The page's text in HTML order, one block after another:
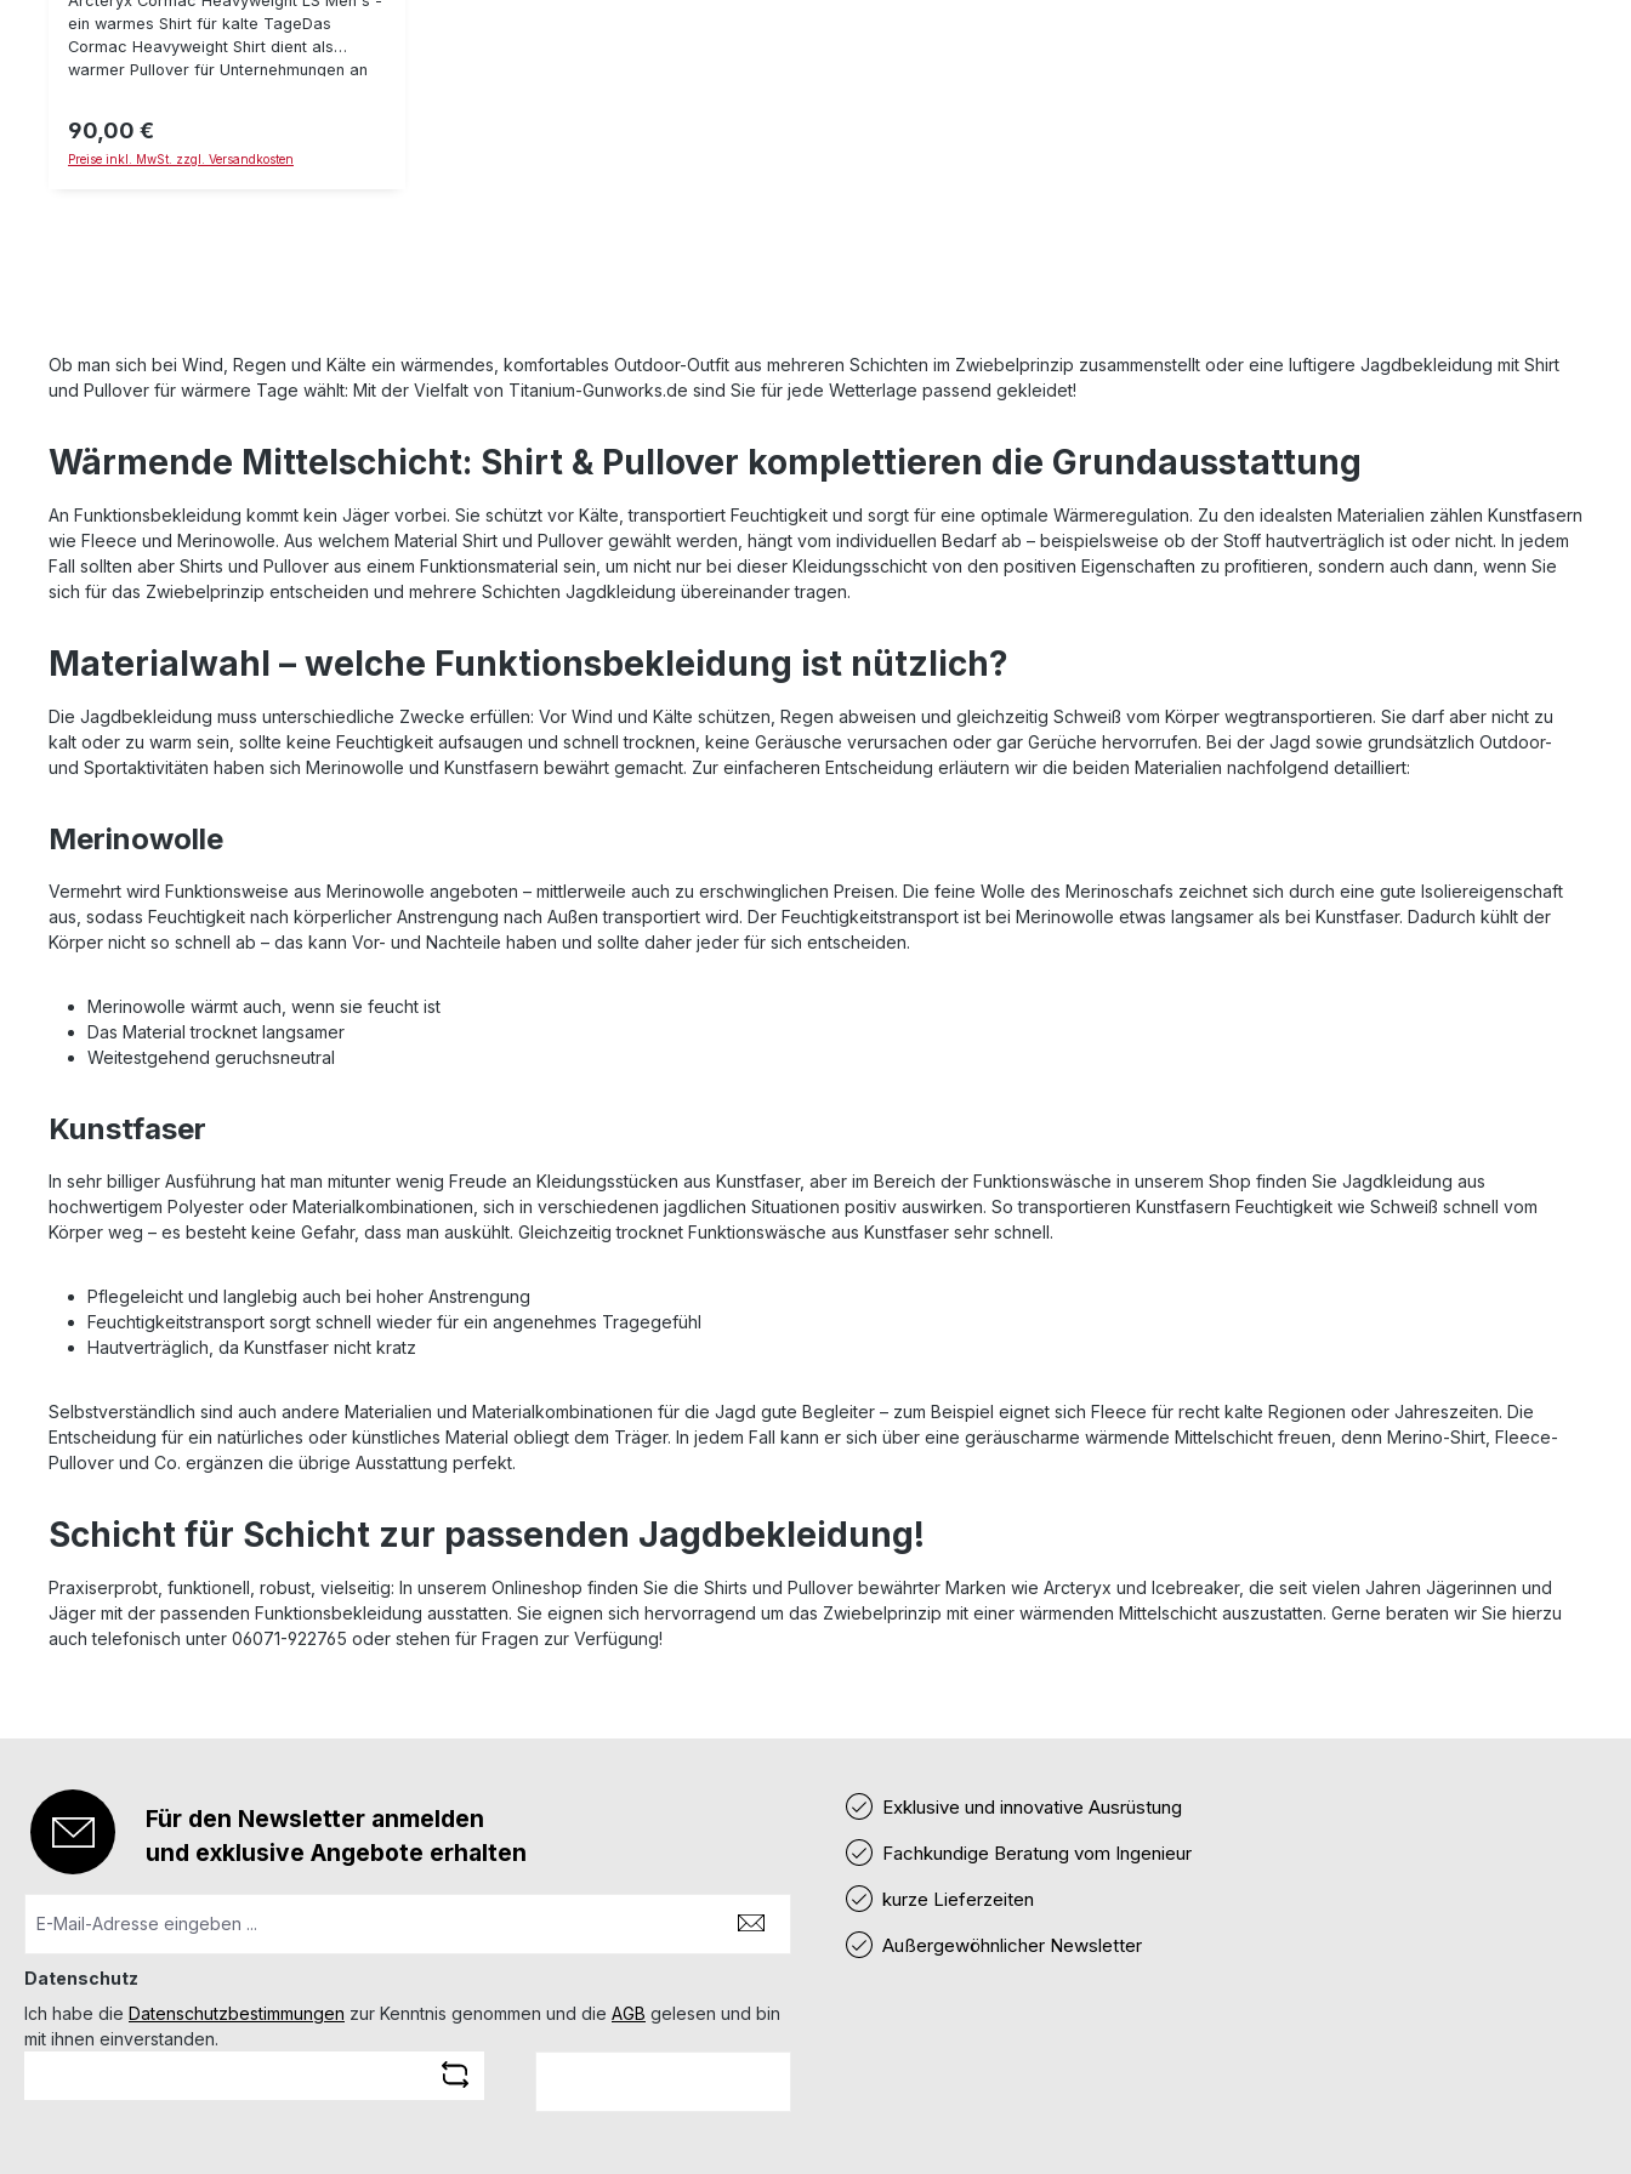
ein warmes Shirt für kalte TageDas
Cormac Heavyweight Shirt dient als
warmer Pullover für Unternehmungen an
Eigenschaften und trocknet in relativ
kurzer Zeit wieder. Dadurch ist es ideal
Regulärer Preis:
90,00 €
Preise inkl. MwSt. zzgl. Versandkosten
Ob man sich bei Wind, Regen und Kälte ein wärmendes, komfortables Outdoor-Outfit aus mehreren Schichten im Zwiebelprinzip zusammenstellt oder eine luftigere Jagdbekleidung mit Shirt
und Pullover für wärmere Tage wählt: Mit der Vielfalt von Titanium-Gunworks.de sind Sie für jede Wetterlage passend gekleidet!
Wärmende Mittelschicht: Shirt & Pullover komplettieren die Grundausstattung
An Funktionsbekleidung kommt kein Jäger vorbei. Sie schützt vor Kälte, transportiert Feuchtigkeit und sorgt für eine optimale Wärmeregulation. Zu den idealsten Materialien zählen Kunstfasern
wie Fleece und Merinowolle. Aus welchem Material Shirt und Pullover gewählt werden, hängt vom individuellen Bedarf ab – beispielsweise ob der Stoff hautverträglich ist oder nicht. In jedem
Fall sollten aber Shirts und Pullover aus einem Funktionsmaterial sein, um nicht nur bei dieser Kleidungsschicht von den positiven Eigenschaften zu profitieren, sondern auch dann, wenn Sie
sich für das Zwiebelprinzip entscheiden und mehrere Schichten Jagdkleidung übereinander tragen.
Materialwahl – welche Funktionsbekleidung ist nützlich?
Die Jagdbekleidung muss unterschiedliche Zwecke erfüllen: Vor Wind und Kälte schützen, Regen abweisen und gleichzeitig Schweiß vom Körper wegtransportieren. Sie darf aber nicht zu
kalt oder zu warm sein, sollte keine Feuchtigkeit aufsaugen und schnell trocknen, keine Geräusche verursachen oder gar Gerüche hervorrufen. Bei der Jagd sowie grundsätzlich Outdoor-
und Sportaktivitäten haben sich Merinowolle und Kunstfasern bewährt gemacht. Zur einfacheren Entscheidung erläutern wir die beiden Materialien nachfolgend detailliert:
Merinowolle
Vermehrt wird Funktionsweise aus Merinowolle angeboten – mittlerweile auch zu erschwinglichen Preisen. Die feine Wolle des Merinoschafs zeichnet sich durch eine gute Isoliereigenschaft
aus, sodass Feuchtigkeit nach körperlicher Anstrengung nach Außen transportiert wird. Der Feuchtigkeitstransport ist bei Merinowolle etwas langsamer als bei Kunstfaser. Dadurch kühlt der
Körper nicht so schnell ab – das kann Vor- und Nachteile haben und sollte daher jeder für sich entscheiden.
Merinowolle wärmt auch, wenn sie feucht ist
Das Material trocknet langsamer
Weitestgehend geruchsneutral
Kunstfaser
In sehr billiger Ausführung hat man mitunter wenig Freude an Kleidungsstücken aus Kunstfaser, aber im Bereich der Funktionswäsche in unserem Shop finden Sie Jagdkleidung aus
hochwertigem Polyester oder Materialkombinationen, sich in verschiedenen jagdlichen Situationen positiv auswirken. So transportieren Kunstfasern Feuchtigkeit wie Schweiß schnell vom
Körper weg – es besteht keine Gefahr, dass man auskühlt. Gleichzeitig trocknet Funktionswäsche aus Kunstfaser sehr schnell.
Pflegeleicht und langlebig auch bei hoher Anstrengung
Feuchtigkeitstransport sorgt schnell wieder für ein angenehmes Tragegefühl
Hautverträglich, da Kunstfaser nicht kratz
Selbstverständlich sind auch andere Materialien und Materialkombinationen für die Jagd gute Begleiter – zum Beispiel eignet sich Fleece für recht kalte Regionen oder Jahreszeiten. Die
Entscheidung für ein natürliches oder künstliches Material obliegt dem Träger. In jedem Fall kann er sich über eine geräuscharme wärmende Mittelschicht freuen, denn Merino-Shirt, Fleece-
Pullover und Co. ergänzen die übrige Ausstattung perfekt.
Schicht für Schicht zur passenden Jagdbekleidung!
Praxiserprobt, funktionell, robust, vielseitig: In unserem Onlineshop finden Sie die Shirts und Pullover bewährter Marken wie Arcteryx und Icebreaker, die seit vielen Jahren Jägerinnen und
Jäger mit der passenden Funktionsbekleidung ausstatten. Sie eignen sich hervorragend um das Zwiebelprinzip mit einer wärmenden Mittelschicht auszustatten. Gerne beraten wir Sie hierzu
auch telefonisch unter 06071-922765 oder stehen für Fragen zur Verfügung!
Für den Newsletter anmelden
und exklusive Angebote erhalten
Datenschutz
Ich habe die Datenschutzbestimmungen zur Kenntnis genommen und die AGB gelesen und bin
mit ihnen einverstanden.
Exklusive und innovative Ausrüstung
Fachkundige Beratung vom Ingenieur
kurze Lieferzeiten
Außergewöhnlicher Newsletter